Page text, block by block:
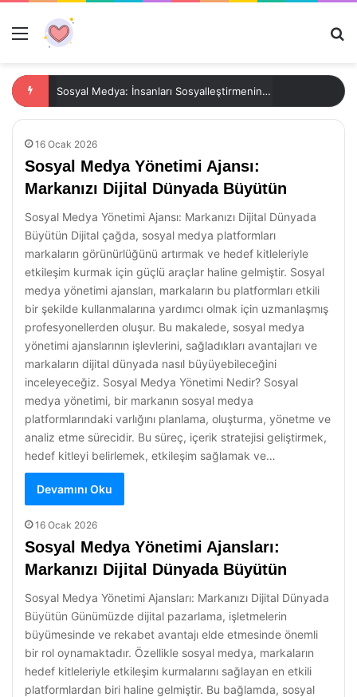
Menü
Sosyal Medya: İnsanları Sosyalleştirmenin Yeni Yolu
16 Ocak 2026
Sosyal Medya Yönetimi Ajansı:
Markanızı Dijital Dünyada Büyütün
Sosyal Medya Yönetimi Ajansı: Markanızı Dijital Dünyada
Büyütün Dijital çağda, sosyal medya platformları
markaların görünürlüğünü artırmak ve hedef kitleleriyle
etkileşim kurmak için güçlü araçlar haline gelmiştir. Sosyal
medya yönetimi ajansları, markaların bu platformları etkili
bir şekilde kullanmalarına yardımcı olmak için uzmanlaşmış
profesyonellerden oluşur. Bu makalede, sosyal medya
yönetimi ajanslarının işlevlerini, sağladıkları avantajları ve
markaların dijital dünyada nasıl büyüyebileceğini
inceleyeceğiz. Sosyal Medya Yönetimi Nedir? Sosyal
medya yönetimi, bir markanın sosyal medya
platformlarındaki varlığını planlama, oluşturma, yönetme ve
analiz etme sürecidir. Bu süreç, içerik stratejisi geliştirmek,
hedef kitleyi belirlemek, etkileşim sağlamak ve…
Devamını Oku
16 Ocak 2026
Sosyal Medya Yönetimi Ajansları:
Markanızı Dijital Dünyada Büyütün
Sosyal Medya Yönetimi Ajansları: Markanızı Dijital Dünyada
Büyütün Günümüzde dijital pazarlama, işletmelerin
büyümesinde ve rekabet avantajı elde etmesinde önemli
bir rol oynamaktadır. Özellikle sosyal medya, markaların
hedef kitleleriyle etkileşim kurmalarını sağlayan en etkili
platformlardan biri haline gelmiştir. Bu bağlamda, sosyal